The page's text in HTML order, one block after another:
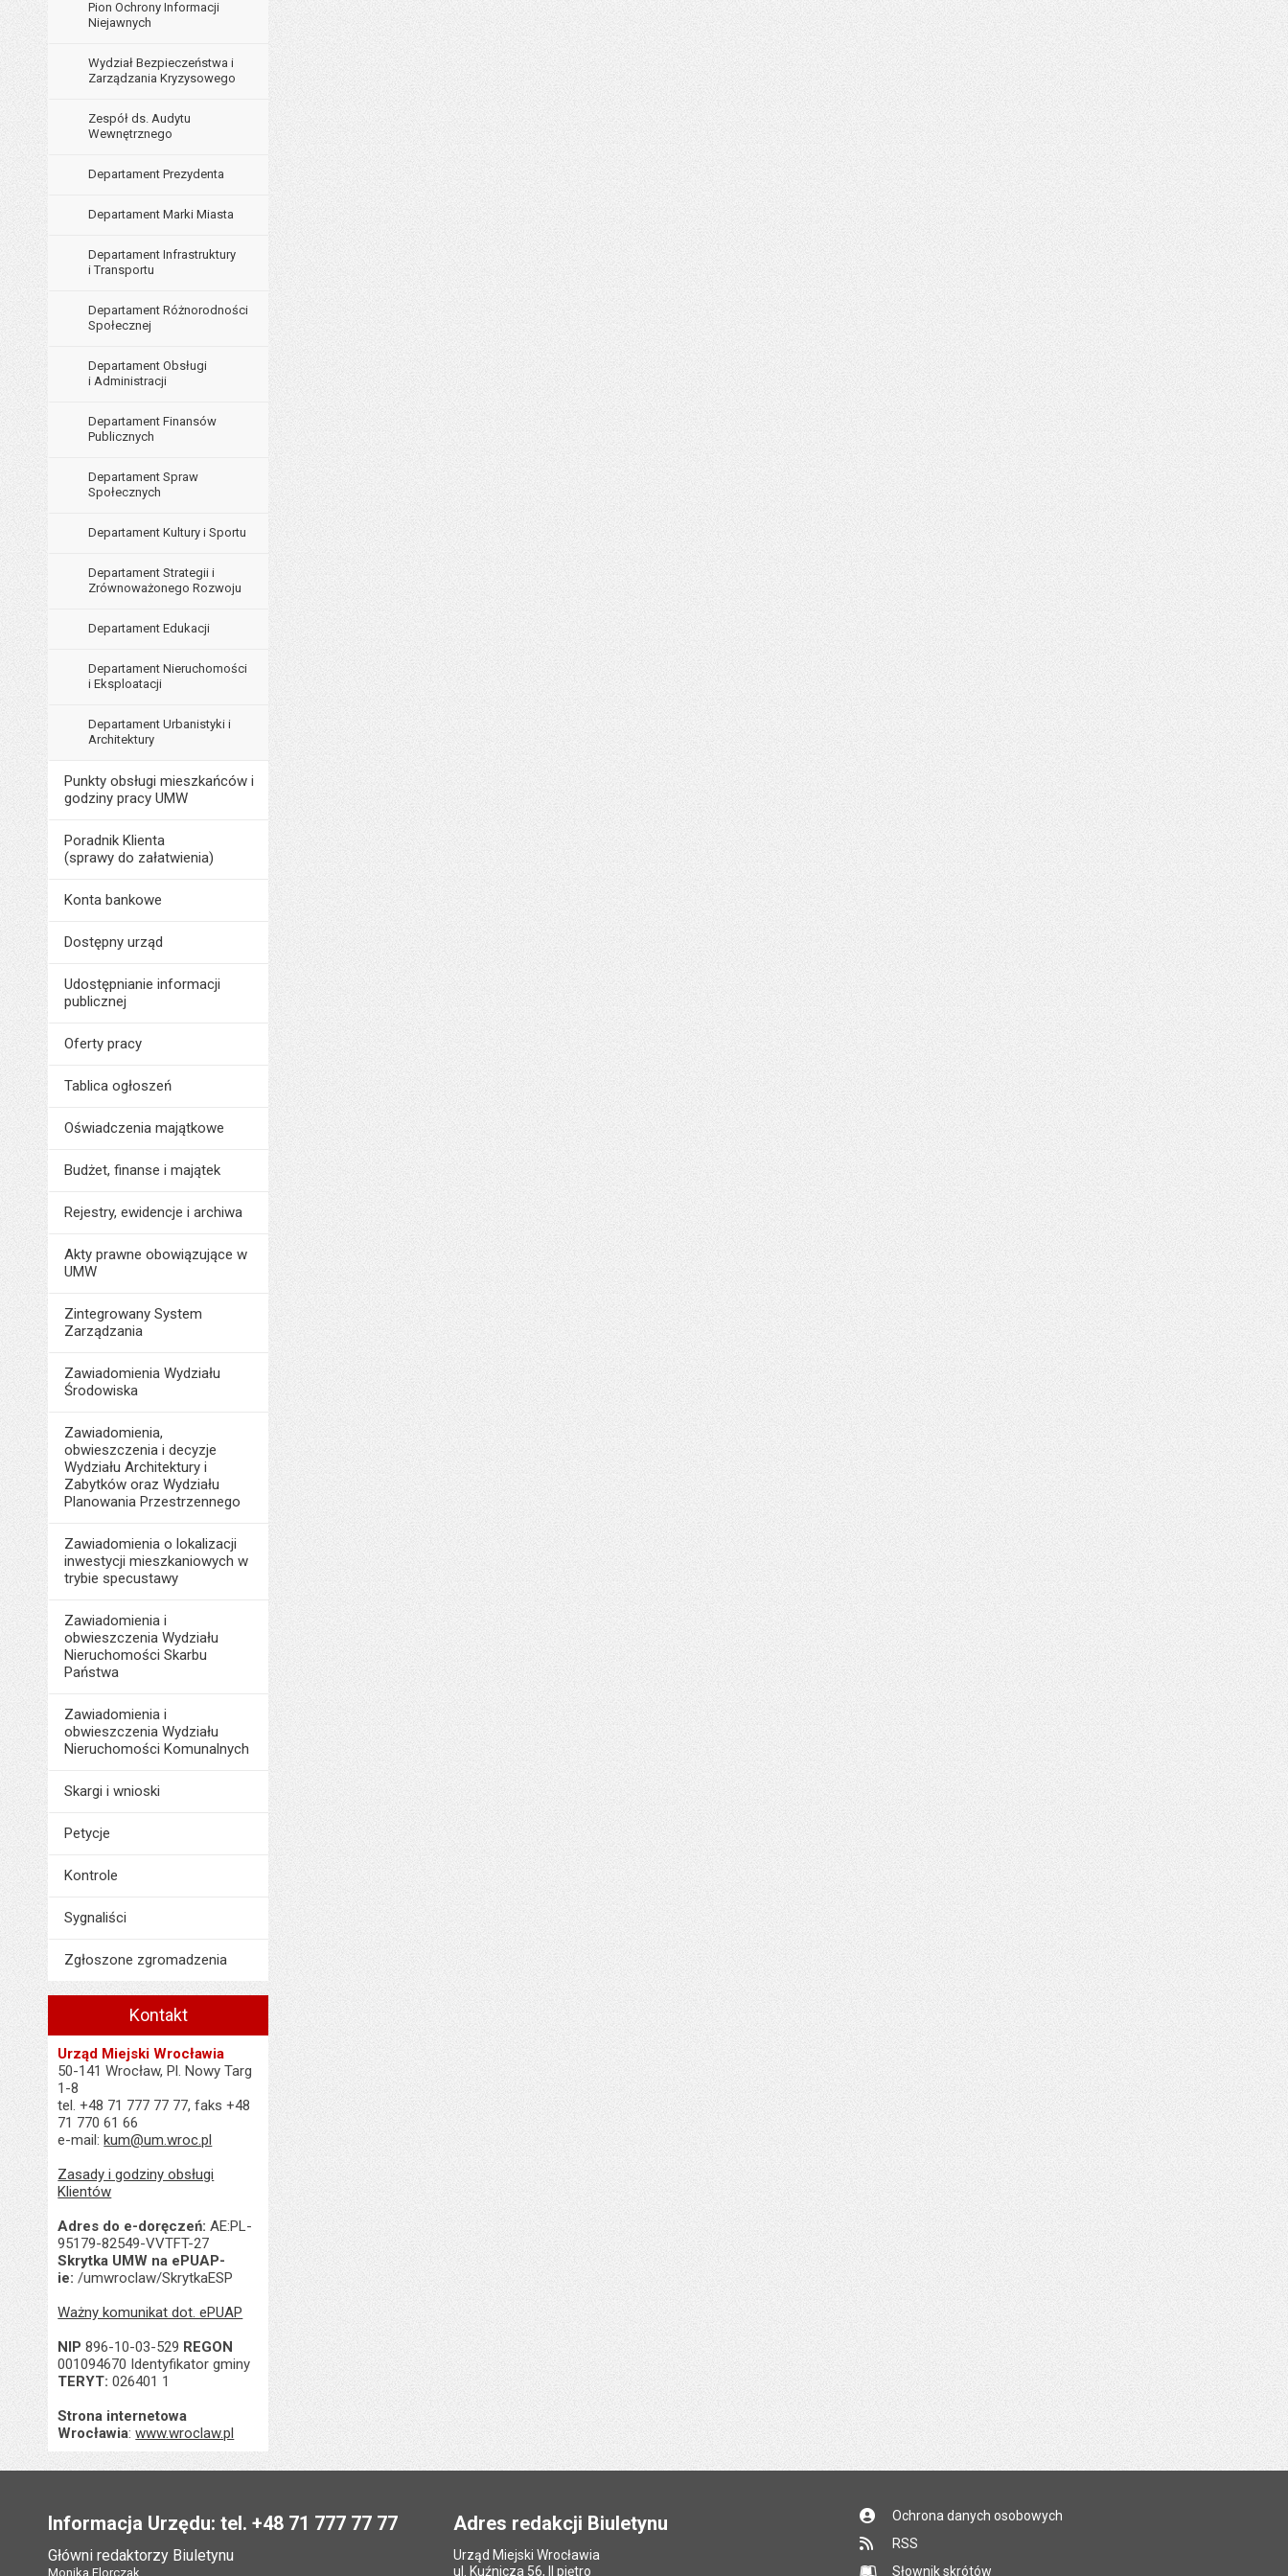
Pion Ochrony Informacji
Niejawnych
Wydział Bezpieczeństwa i
Zarządzania Kryzysowego
Zespół ds. Audytu
Wewnętrznego
Departament Prezydenta
Departament Marki Miasta
Departament Infrastruktury
i Transportu
Departament Różnorodności
Społecznej
Departament Obsługi
i Administracji
Departament Finansów
Publicznych
Departament Spraw
Społecznych
Departament Kultury i Sportu
Departament Strategii i
Zrównoważonego Rozwoju
Departament Edukacji
Departament Nieruchomości
i Eksploatacji
Departament Urbanistyki i
Architektury
Punkty obsługi mieszkańców i
godziny pracy UMW
Poradnik Klienta
(sprawy do załatwienia)
Konta bankowe
Dostępny urząd
Udostępnianie informacji
publicznej
Oferty pracy
Tablica ogłoszeń
Oświadczenia majątkowe
Budżet, finanse i majątek
Rejestry, ewidencje i archiwa
Akty prawne obowiązujące w
UMW
Zintegrowany System
Zarządzania
Zawiadomienia Wydziału
Środowiska
Zawiadomienia,
obwieszczenia i decyzje
Wydziału Architektury i
Zabytków oraz Wydziału
Planowania Przestrzennego
Zawiadomienia o lokalizacji
inwestycji mieszkaniowych w
trybie specustawy
Zawiadomienia i
obwieszczenia Wydziału
Nieruchomości Skarbu
Państwa
Zawiadomienia i
obwieszczenia Wydziału
Nieruchomości Komunalnych
Skargi i wnioski
Petycje
Kontrole
Sygnaliści
Zgłoszone zgromadzenia
Kontakt
Urząd Miejski Wrocławia
50-141 Wrocław, Pl. Nowy Targ
1-8
tel. +48 71 777 77 77, faks +48
71 770 61 66
e-mail:kum@um.wroc.pl
Zasady i godziny obsługi
Klientów
Adres do e-doręczeń: AE:PL-
95179-82549-VVTFT-27
Skrytka UMW na ePUAP-
ie: /umwroclaw/SkrytkaESP
Ważny komunikat dot. ePUAP
NIP 896-10-03-529 REGON
001094670 Identyfikator gminy
TERYT: 026401 1
Strona internetowa
Wrocławia:www.wroclaw.pl
Informacja Urzędu: tel. +48 71 777 77 77
Główni redaktorzy Biuletynu
Monika Florczak
Adres redakcji Biuletynu
Urząd Miejski Wrocławia
ul. Kuźnicza 56, II piętro
Ochrona danych osobowych
RSS
Słownik skrótów